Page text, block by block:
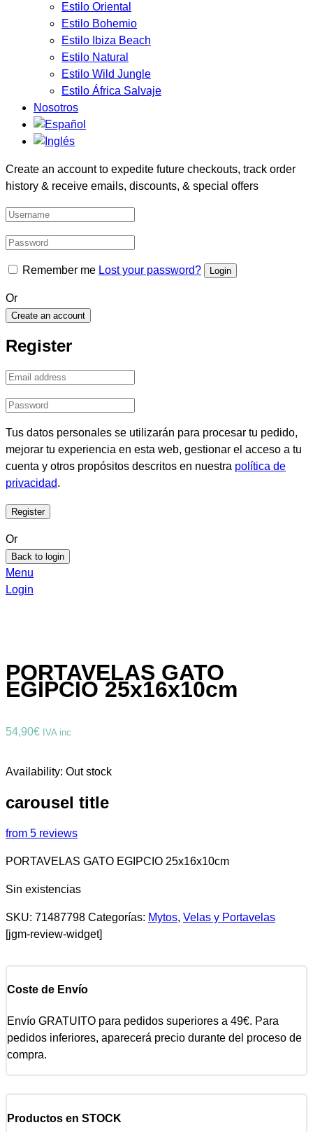
Estilo Oriental
Estilo Bohemio
Estilo Ibiza Beach
Estilo Natural
Estilo Wild Jungle
Estilo África Salvaje
Nosotros
Create an account to expedite future checkouts, track order
history & receive emails, discounts, & special offers
Remember me Lost your password?
Or
Create an account
Register
Tus datos personales se utilizarán para procesar tu pedido,
mejorar tu experiencia en esta web, gestionar el acceso a tu
cuenta y otros propósitos descritos en nuestra política de
privacidad.
Or
Back to login
Menu
Login
PORTAVELAS GATO
EGIPCIO 25x16x10cm
54,90€ IVA inc
Availability: Out stock
carousel title
from 5 reviews
PORTAVELAS GATO EGIPCIO 25x16x10cm
Sin existencias
SKU: 71487798 Categorías: Mytos, Velas y Portavelas
[jgm-review-widget]
Coste de Envío
Envío GRATUITO para pedidos superiores a 49€. Para
pedidos inferiores, aparecerá precio durante del proceso de
compra.
Productos en STOCK